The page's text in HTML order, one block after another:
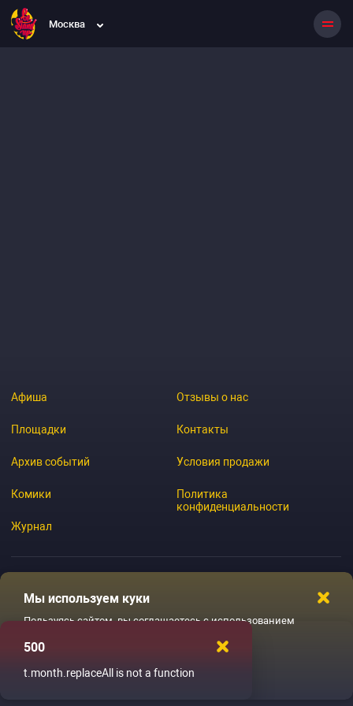
Москва
Афиша
Площадки
Архив событий
Комики
Журнал
Отзывы о нас
Контакты
Условия продажи
Политика
конфиденциальности
Мы используем куки
Пользуясь сайтом, вы соглашаетесь с использованием
Ладненько
500
t.month.replaceAll is not a function